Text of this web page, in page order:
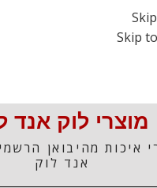
Skip
מוצרי לוק אנד
איכות מהיבואן
אנד לוק